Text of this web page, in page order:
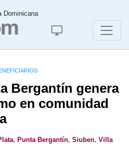
Dominicana
Bergantín genera
en comunidad
, Punta Bergantín, Siuben, Villa